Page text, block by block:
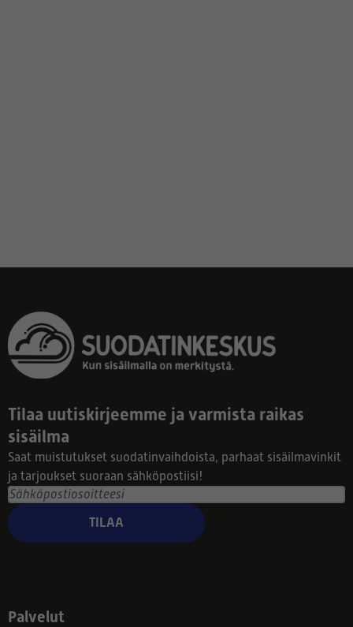
Tilaa uutiskirjeemme ja varmista raikas
sisäilma
Saat muistutukset suodatinvaihdoista, parhaat sisäilmavinkit
ja tarjoukset suoraan sähköpostiisi!
TILAA
Palvelut